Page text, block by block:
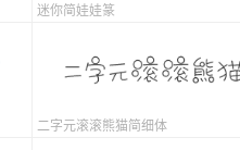
迷你简娃娃篆
二字元滚滚熊猫简细体